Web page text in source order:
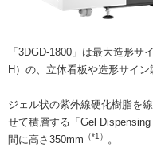
「3DGD-1800」は最大造形
H）の、立体看板や造形サイン
ジェル状の紫外線硬化樹脂を
せて積層する「Gel
間に高さ350mm （*1） 。